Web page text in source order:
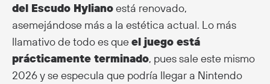
del Escudo Hylianoestá renovado,
asemejándose más a la estética actual. Lo más
llamativo de todo es queel juego está
prácticamente terminado, pues sale este mismo
2026 y se especula que podría llegar a Nintendo